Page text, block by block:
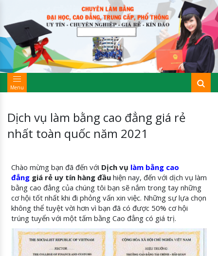
Menu
Dịch vụ làm bằng cao đẳng giá rẻ
nhất toàn quốc năm 2021
Chào mừng bạn đã đến với Dịch vụ làm bằng cao
đẳng giá rẻ uy tín hàng đầu hiện nay, đến với dịch vụ làm
bằng cao đẳng của chúng tôi bạn sẽ nắm trong tay những
cơ hội tốt nhất khi đi phỏng vấn xin việc. Những sự lựa chọn
không thể tuyệt vời hơn vì bạn đã có được 50% cơ hội
trúng tuyển với một tấm bằng Cao đẳng có giá trị.